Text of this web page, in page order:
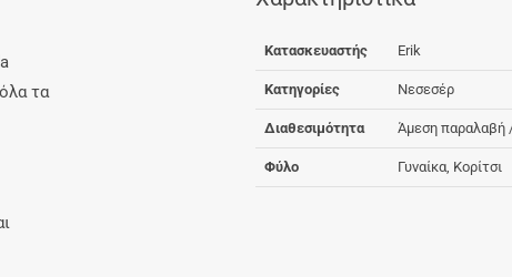
τα
Κατασκευαστής Erik
Κατηγορίες Νεσεσέρ
Διαθεσιμότητα Άμεση παραλαβή
Φύλο Γυναίκα, Κορίτσι